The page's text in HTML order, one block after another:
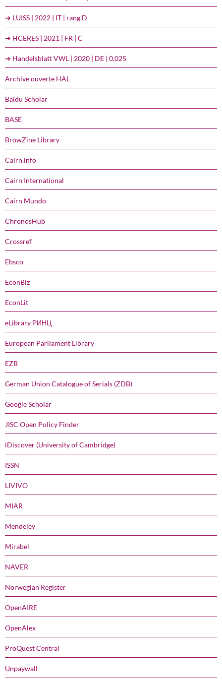
➔ LUISS | 2022 | IT | rang D
➔ HCERES | 2021 | FR | C
➔ Handelsblatt VWL | 2020 | DE | 0,025
Archive ouverte HAL
Baidu Scholar
BASE
BrowZine Library
Cairn.info
Cairn International
Cairn Mundo
ChronosHub
Crossref
Ebsco
EconBiz
EconLit
eLibrary РИНЦ
European Parliament Library
EZB
German Union Catalogue of Serials (ZDB)
Google Scholar
JISC Open Policy Finder
iDiscover (University of Cambridge)
ISSN
LIVIVO
MIAR
Mendeley
Mirabel
NAVER
Norwegian Register
OpenAIRE
OpenAlex
ProQuest Central
Unpaywall